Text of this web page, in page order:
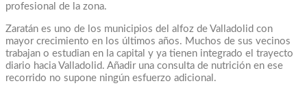
profesional de la zona.
Zaratán es uno de los municipios del alfoz de Valladolid con
mayor crecimiento en los últimos años. Muchos de sus vecinos
trabajan o estudian en la capital y ya tienen integrado el trayecto
diario hacia Valladolid. Añadir una consulta de nutrición en ese
recorrido no supone ningún esfuerzo adicional.